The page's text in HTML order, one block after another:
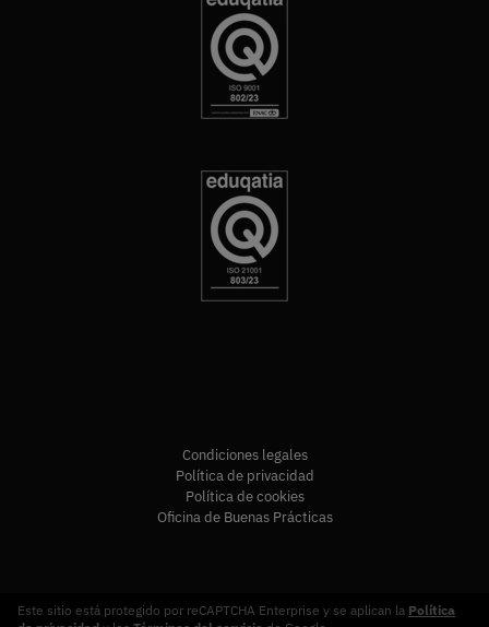
Condiciones legales
Política de privacidad
Política de cookies
Oficina de Buenas Prácticas
Este sitio está protegido por reCAPTCHA Enterprise y se aplican la Política